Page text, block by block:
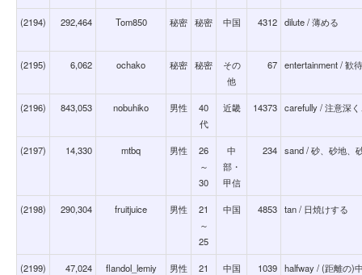
(2194) 292,464 Tom850 秘密 秘密 中国 4312 dilute / 薄める
(2195) 6,062 ochako 秘密 秘密
その
他
67 entertainment / 歓待
(2196) 843,053 nobuhiko 男性
40
代
近畿 14373 carefully / 注意深
(2197) 14,330 mtbq 男性
26
～
30
中
部・
甲信
234 sand / 砂、砂地、
(2198) 290,304 fruitjuice 男性
21
～
25
中国 4853 tan / 日焼けする
(2199) 47,024 flandol_lemiy 男性
21
中国 1039 halfway / (距離の)